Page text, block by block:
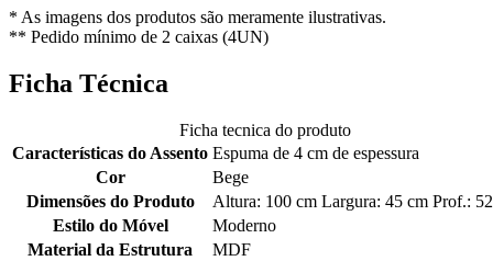
* As imagens dos produtos são meramente ilustrativas.
** Pedido mínimo de 2 caixas (4UN)
Ficha Técnica
Ficha tecnica do produto
Características do Assento Espuma de 4 cm de espessura
Cor
Bege
Dimensões do Produto
Altura: 100 cm Largura: 45 cm Prof.:
Estilo do Móvel
Moderno
Material da Estrutura
MDF